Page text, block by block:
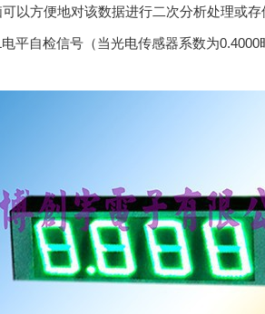
以方便地对该数据进行二次分析处理或存
平自检信号（当光电传感器系数为